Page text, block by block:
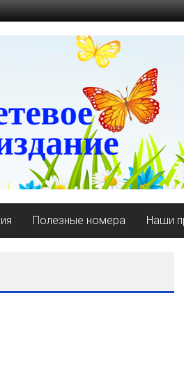
Полезные номера Наши